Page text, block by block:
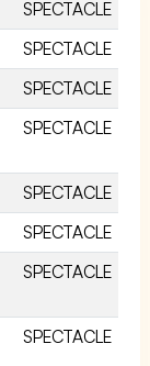
SPECTACLE
SPECTACLE
SPECTACLE
SPECTACLE
SPECTACLE
SPECTACLE
SPECTACLE
SPECTACLE